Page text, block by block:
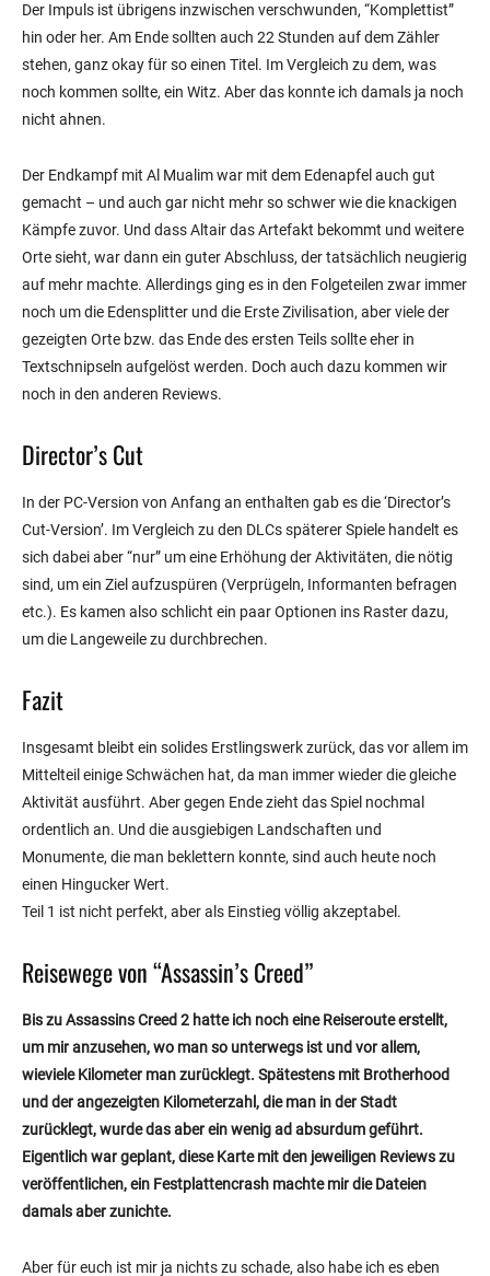
Der Impuls ist übrigens inzwischen verschwunden, “Komplettist”
hin oder her. Am Ende sollten auch 22 Stunden auf dem Zähler
stehen, ganz okay für so einen Titel. Im Vergleich zu dem, was
noch kommen sollte, ein Witz. Aber das konnte ich damals ja noch
nicht ahnen.
Der Endkampf mit Al Mualim war mit dem Edenapfel auch gut
gemacht – und auch gar nicht mehr so schwer wie die knackigen
Kämpfe zuvor. Und dass Altair das Artefakt bekommt und weitere
Orte sieht, war dann ein guter Abschluss, der tatsächlich neugierig
auf mehr machte. Allerdings ging es in den Folgeteilen zwar immer
noch um die Edensplitter und die Erste Zivilisation, aber viele der
gezeigten Orte bzw. das Ende des ersten Teils sollte eher in
Textschnipseln aufgelöst werden. Doch auch dazu kommen wir
noch in den anderen Reviews.
Director’s Cut
In der PC-Version von Anfang an enthalten gab es die ‘Director’s
Cut-Version’. Im Vergleich zu den DLCs späterer Spiele handelt es
sich dabei aber “nur” um eine Erhöhung der Aktivitäten, die nötig
sind, um ein Ziel aufzuspüren (Verprügeln, Informanten befragen
etc.). Es kamen also schlicht ein paar Optionen ins Raster dazu,
um die Langeweile zu durchbrechen.
Fazit
Insgesamt bleibt ein solides Erstlingswerk zurück, das vor allem im
Mittelteil einige Schwächen hat, da man immer wieder die gleiche
Aktivität ausführt. Aber gegen Ende zieht das Spiel nochmal
ordentlich an. Und die ausgiebigen Landschaften und
Monumente, die man beklettern konnte, sind auch heute noch
einen Hingucker Wert.
Teil 1 ist nicht perfekt, aber als Einstieg völlig akzeptabel.
Reisewege von “Assassin’s Creed”
Bis zu Assassins Creed 2 hatte ich noch eine Reiseroute erstellt,
um mir anzusehen, wo man so unterwegs ist und vor allem,
wieviele Kilometer man zurücklegt. Spätestens mit Brotherhood
und der angezeigten Kilometerzahl, die man in der Stadt
zurücklegt, wurde das aber ein wenig ad absurdum geführt.
Eigentlich war geplant, diese Karte mit den jeweiligen Reviews zu
veröffentlichen, ein Festplattencrash machte mir die Dateien
damals aber zunichte.
Aber für euch ist mir ja nichts zu schade, also habe ich es eben